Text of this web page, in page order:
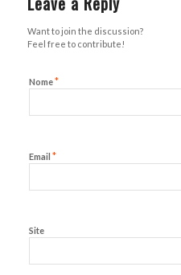
Want to join the discussion?
Feel free to contribute!
Nome*
Email *
Site